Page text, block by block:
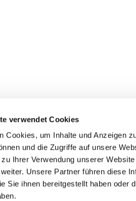
verwendet Cookies
Cookies, um Inhalte und Anzeigen
und die Zugriffe auf unsere
Ihrer Verwendung unserer
Unsere Partner führen diese
Sie ihnen bereitgestellt haben oder